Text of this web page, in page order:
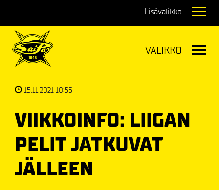
15.11.2021 10:55
VIIKKOINFO: LIIGAN
PELIT JATKUVAT
JÄLLEEN